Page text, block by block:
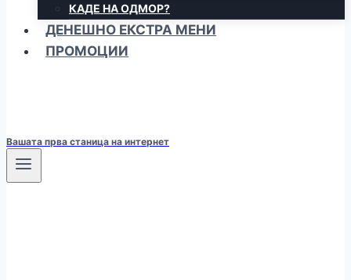
КАДЕ НА ОДМОР?
ДЕНЕШНО ЕКСТРА МЕНИ
ПРОМОЦИИ
Вашата прва станица на интернет